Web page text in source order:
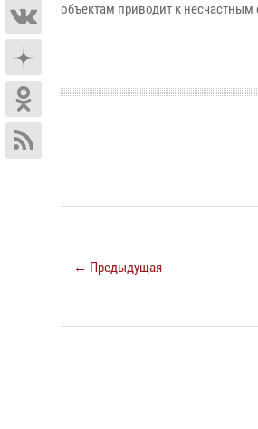
объектам приводит к несчастным
← Предыдущая